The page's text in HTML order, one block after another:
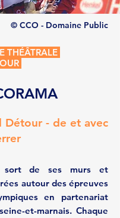
© CCO - Domaine Public
THÉÂTRALE
Détour - de et avec
sort de ses murs et
autour des épreuves
en partenariat
et-marnais. Chaque